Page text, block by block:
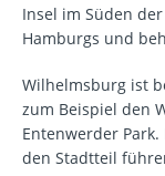
Insel im Süden
Hamburgs und
Wilhelmsburg ist
zum Beispiel den
Entenwerder
den Stadtteil